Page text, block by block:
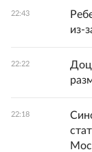
22:43
из-
22:22
22:18